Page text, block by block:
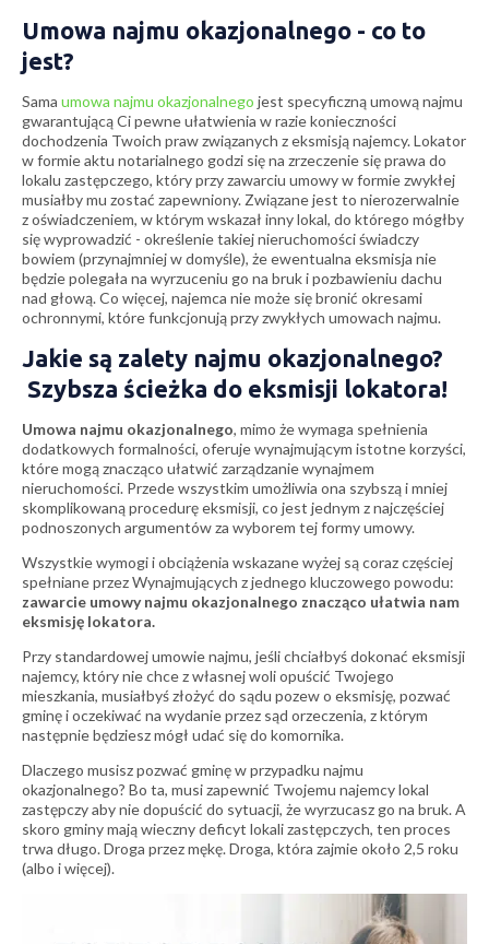
Umowa najmu okazjonalnego - co to
jest?
Sama umowa najmu okazjonalnego jest specyficzną umową najmu
gwarantującą Ci pewne ułatwienia w razie konieczności
dochodzenia Twoich praw związanych z eksmisją najemcy. Lokator
w formie aktu notarialnego godzi się na zrzeczenie się prawa do
lokalu zastępczego, który przy zawarciu umowy w formie zwykłej
musiałby mu zostać zapewniony. Związane jest to nierozerwalnie
z oświadczeniem, w którym wskazał inny lokal, do którego mógłby
się wyprowadzić - określenie takiej nieruchomości świadczy
bowiem (przynajmniej w domyśle), że ewentualna eksmisja nie
będzie polegała na wyrzuceniu go na bruk i pozbawieniu dachu
nad głową. Co więcej, najemca nie może się bronić okresami
ochronnymi, które funkcjonują przy zwykłych umowach najmu.
Jakie są zalety najmu okazjonalnego?
Szybsza ścieżka do eksmisji lokatora!
Umowa najmu okazjonalnego, mimo że wymaga spełnienia
dodatkowych formalności, oferuje wynajmującym istotne korzyści,
które mogą znacząco ułatwić zarządzanie wynajmem
nieruchomości. Przede wszystkim umożliwia ona szybszą i mniej
skomplikowaną procedurę eksmisji, co jest jednym z najczęściej
podnoszonych argumentów za wyborem tej formy umowy.
Wszystkie wymogi i obciążenia wskazane wyżej są coraz częściej
spełniane przez Wynajmujących z jednego kluczowego powodu:
zawarcie umowy najmu okazjonalnego znacząco ułatwia nam
eksmisję lokatora.
Przy standardowej umowie najmu, jeśli chciałbyś dokonać eksmisji
najemcy, który nie chce z własnej woli opuścić Twojego
mieszkania, musiałbyś złożyć do sądu pozew o eksmisję, pozwać
gminę i oczekiwać na wydanie przez sąd orzeczenia, z którym
następnie będziesz mógł udać się do komornika.
Dlaczego musisz pozwać gminę w przypadku najmu
okazjonalnego? Bo ta, musi zapewnić Twojemu najemcy lokal
zastępczy aby nie dopuścić do sytuacji, że wyrzucasz go na bruk. A
skoro gminy mają wieczny deficyt lokali zastępczych, ten proces
trwa długo. Droga przez mękę. Droga, która zajmie około 2,5 roku
(albo i więcej).